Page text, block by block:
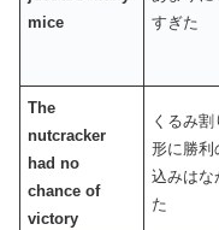
mice
すぎた
The
nutcracker
had no
chance of
victory
くるみ割
形に勝利
込みはな
た